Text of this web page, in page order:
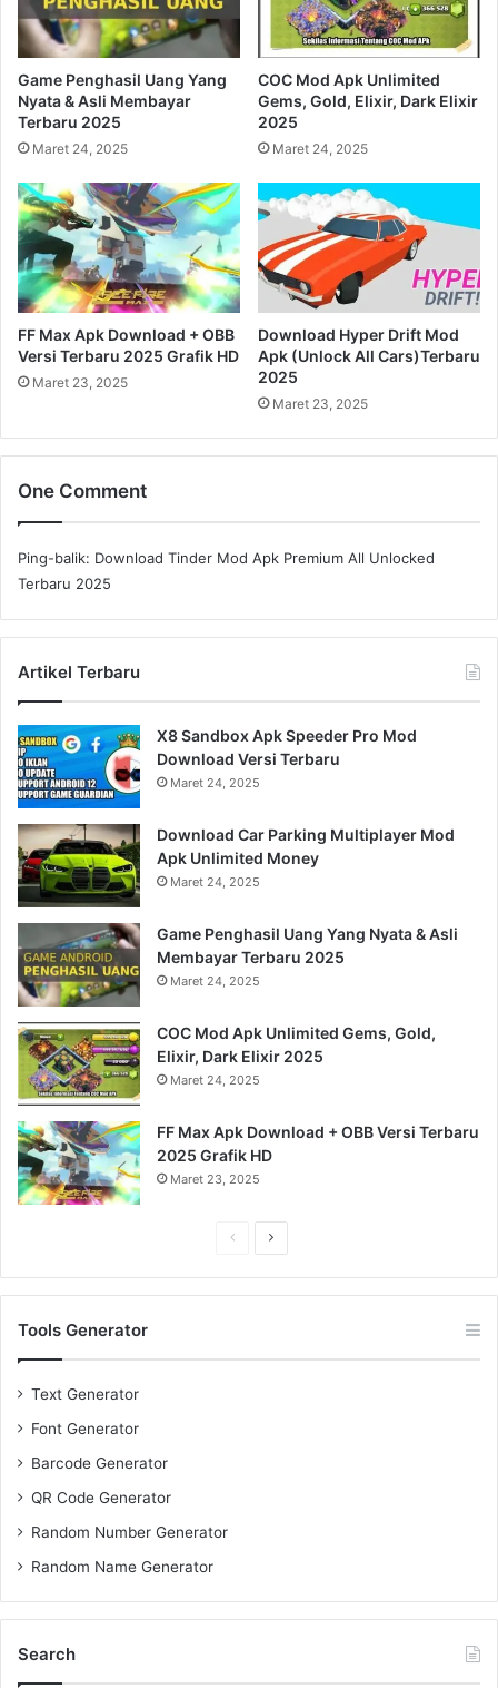
Game Penghasil Uang Yang
Nyata & Asli Membayar
Terbaru 2025
Maret 24, 2025
COC Mod Apk Unlimited
Gems, Gold, Elixir, Dark Elixir
2025
Maret 24, 2025
FF Max Apk Download + OBB
Versi Terbaru 2025 Grafik HD
Maret 23, 2025
Download Hyper Drift Mod
Apk (Unlock All Cars)Terbaru
2025
Maret 23, 2025
One Comment
Ping-balik: Download Tinder Mod Apk Premium All Unlocked
Terbaru 2025
Artikel Terbaru
X8 Sandbox Apk Speeder Pro Mod
Download Versi Terbaru
Maret 24, 2025
Download Car Parking Multiplayer Mod
Apk Unlimited Money
Maret 24, 2025
Game Penghasil Uang Yang Nyata & Asli
Membayar Terbaru 2025
Maret 24, 2025
COC Mod Apk Unlimited Gems, Gold,
Elixir, Dark Elixir 2025
Maret 24, 2025
FF Max Apk Download + OBB Versi Terbaru
2025 Grafik HD
Maret 23, 2025
PreviousNext
Tools Generator
Text Generator
Font Generator
Barcode Generator
QR Code Generator
Random Number Generator
Random Name Generator
Search